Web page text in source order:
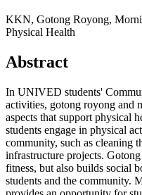
KKN, Gotong Royong,
Physical Health
Abstract
In UNIVED students'
activities, gotong royong and
aspects that support physical
students engage in physical
community, such as cleaning
infrastructure projects.
fitness, but also builds social
students and the community.